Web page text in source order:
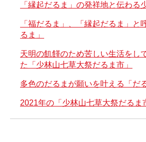
「縁起だるま」の発祥地と伝わる
「福だるま」、「縁起だるま」と
るま」
天明の飢饉のため苦しい生活をし
た「少林山七草大祭だるま市」
多色のだるまが願いを叶える「だ
2021年の「少林山七草大祭だるま